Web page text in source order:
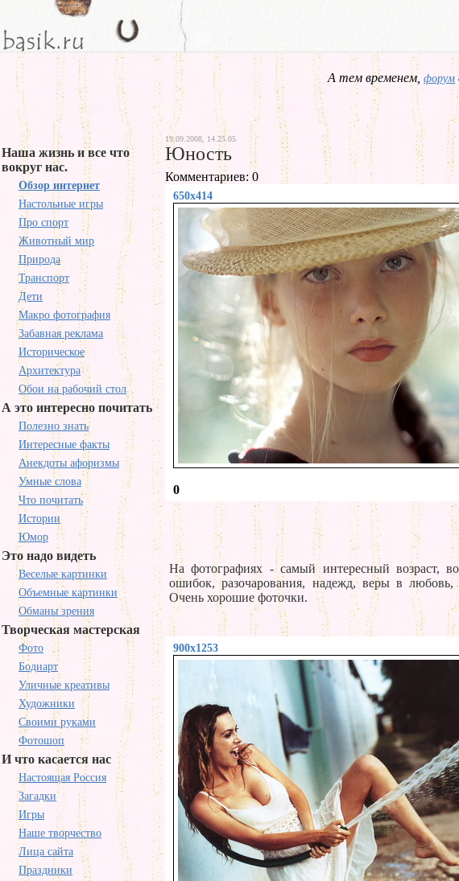
А тем временем, форум
Наша жизнь и все что
вокруг нас.
Обзор интернет
Настольные игры
Про спорт
Животный мир
Природа
Транспорт
Дети
Макро фотография
Забавная реклама
Историческое
Архитектура
Обои на рабочий стол
А это интересно почитать
Полезно знать
Интересные факты
Анекдоты афоризмы
Умные слова
Что почитать
Истории
Юмор
Это надо видеть
Веселые картинки
Объемные картинки
Обманы зрения
Творческая мастерская
Фото
Бодиарт
Уличные креативы
Художники
Своими руками
Фотошоп
И что касается нас
Настоящая Россия
Загадки
Игры
Наше творчество
Лица сайта
Праздники
19.09.2008, 14.25.05
Юность
Комментариев: 0
650x414
0
На фотографиях - самый интересный возраст,
ошибок, разочарования, надежд, веры в любовь,
Очень хорошие фоточки.
900x1253